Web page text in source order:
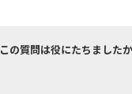
この質問は役にたちました